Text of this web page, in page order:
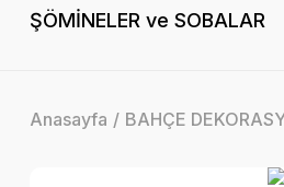
ŞÖMİNELER ve SOBALAR
Anasayfa BAHÇE